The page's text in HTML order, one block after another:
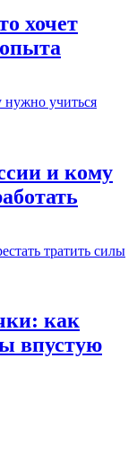
хочет
и кому
как
впустую